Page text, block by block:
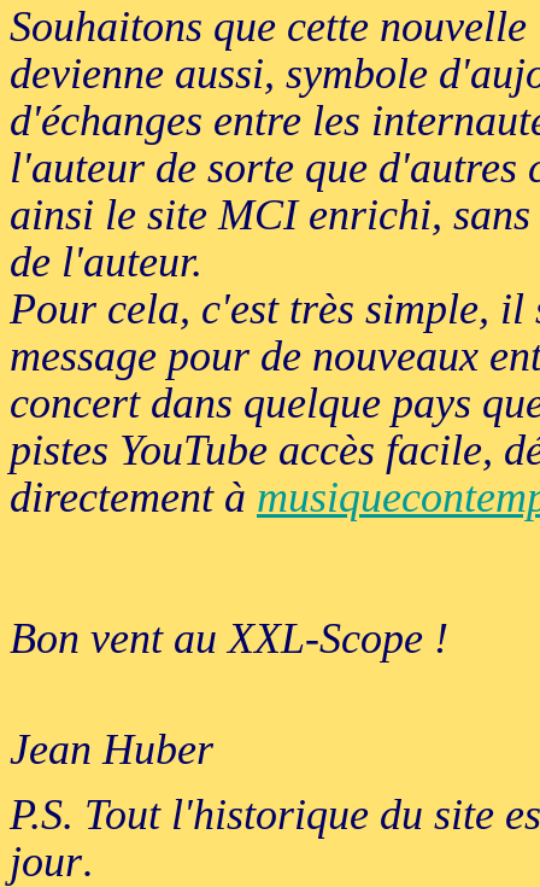
Souhaitons que cette
devienne aussi, symbole
d'échanges entre les
l'auteur de sorte que d'autres
ainsi le site MCI enrichi,
de l'auteur.
Pour cela, c'est très simple,
message pour de nouveaux
concert dans quelque pays
pistes YouTube accès facile,
directement à
Bon vent au XXL-Scope !
Jean Huber
P.S. Tout l'historique du site
jour.